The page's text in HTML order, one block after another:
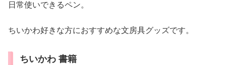
日常使いできるペン。
ちいかわ好きな方におすすめな文房具グッズです。
ちいかわ 書籍